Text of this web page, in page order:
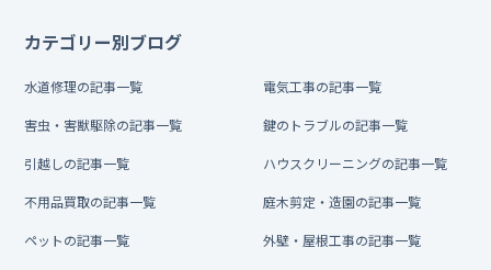
カテゴリー別ブログ
水道修理の記事一覧 電気工事の記事一覧
害虫・害獣駆除の記事一覧 鍵のトラブルの記事一覧
引越しの記事一覧 ハウスクリーニングの記事一覧
不用品買取の記事一覧 庭木剪定・造園の記事一覧
ペットの記事一覧 外壁・屋根工事の記事一覧